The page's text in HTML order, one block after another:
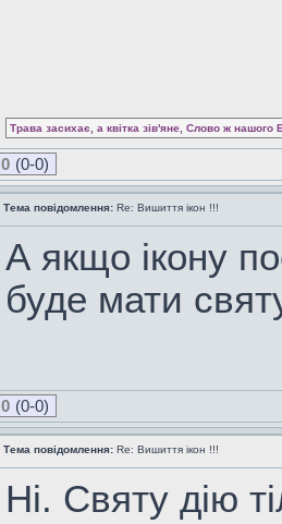
Трава засихає, а квітка зів'яне, Слово ж нашого
0 (0-0)
Тема повідомлення: Re: Вишиття ікон !!!
А якщо ікону
буде мати
0 (0-0)
Тема повідомлення: Re: Вишиття ікон !!!
Ні. Святу дію